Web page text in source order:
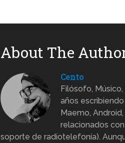
About The
Cento
Filósofo,
años
Maemo,
relacionados
soporte de radiotelefonía).